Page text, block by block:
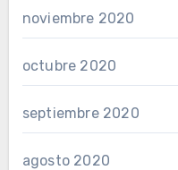
noviembre 2020
octubre 2020
septiembre 2020
agosto 2020